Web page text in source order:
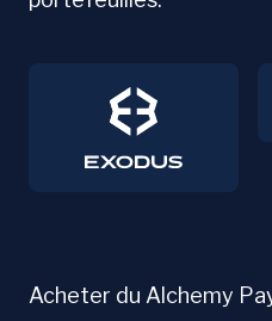
Acheter du Alchemy